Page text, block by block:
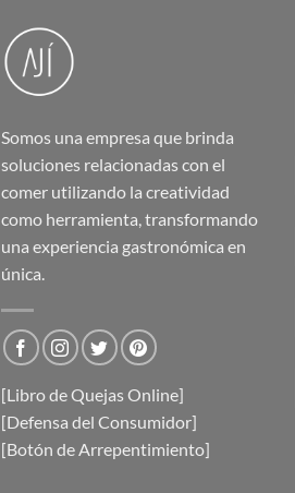
Somos una empresa que brinda
soluciones relacionadas con el
comer utilizando la creatividad
como herramienta, transformando
una experiencia gastronómica en
única.
[Libro de Quejas Online]
[Defensa del Consumidor]
[Botón de Arrepentimiento]